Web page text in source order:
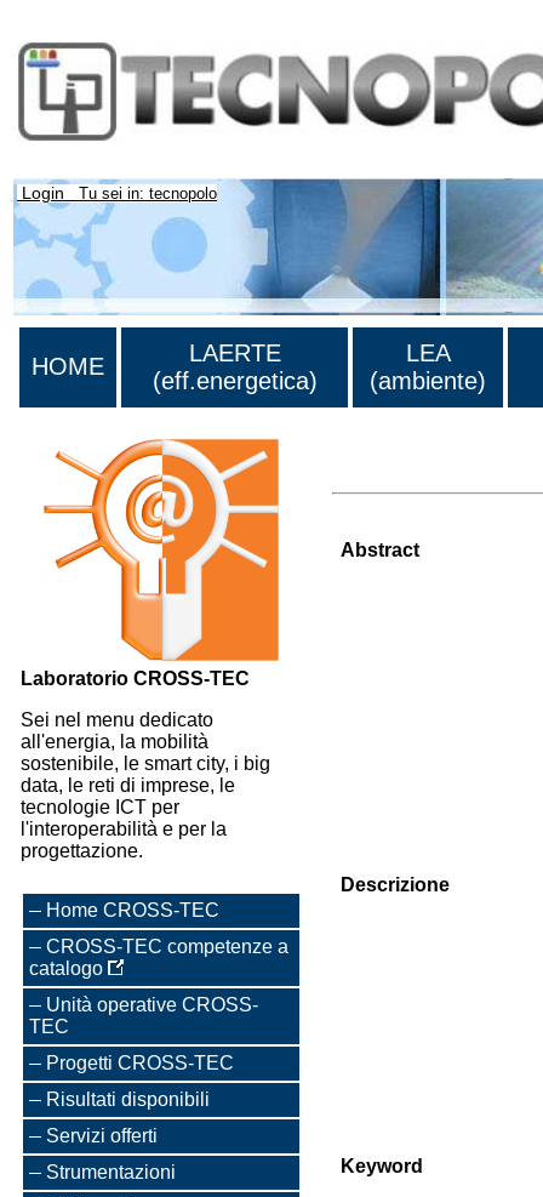
Login Tu sei in: tecnopolo
HOME
LAERTE
(eff.energetica)
LEA
(ambiente)
Laboratorio CROSS-TEC
Sei nel menu dedicato
all'energia, la mobilità
sostenibile, le smart city, i big
data, le reti di imprese, le
tecnologie ICT per
l'interoperabilità e per la
progettazione.
Home CROSS-TEC
CROSS-TEC competenze a
catalogo
Unità operative CROSS-
TEC
Progetti CROSS-TEC
Risultati disponibili
Servizi offerti
Strumentazioni
Abstract
Descrizione
Keyword